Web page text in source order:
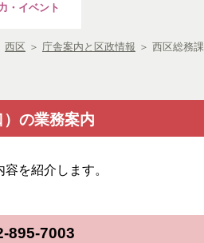
・イベント
西区 ＞ 庁舎案内と区政情報 ＞ 西区総務課
の業務案内
を紹介します。
7003